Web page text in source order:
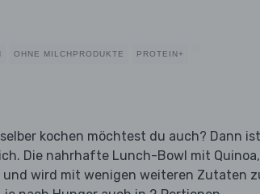
OHNE MILCHPRODUKTE PROTEIN+
kochen möchtest du auch? Dann ist
Die nahrhafte Lunch-Bowl mit Quinoa,
und wird mit wenigen weiteren Zutaten